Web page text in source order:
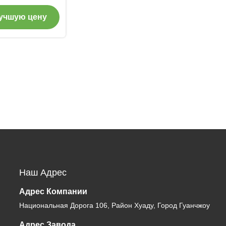
цену
Наш Адрес
Адрес Компании
Национальная Дорога 106, Район Хуаду, Город Гуанчжоу